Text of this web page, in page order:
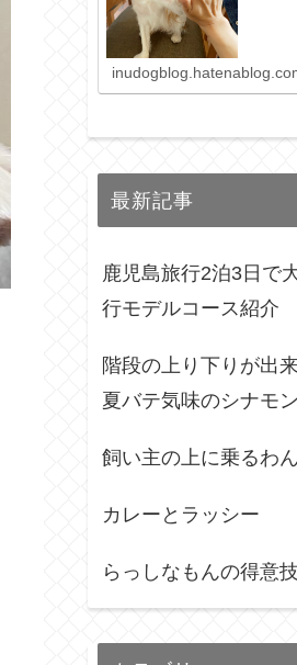
最新記事
鹿児島旅行2泊3日で
行モデルコース紹介
階段の上り下りが出
夏バテ気味のシナモン
飼い主の上に乗るわ
カレーとラッシー
らっしなもんの得意技